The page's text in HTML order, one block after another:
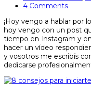
4 Comments
¡Hoy vengo a hablar por
hoy vengo con un post
tiempo en Instagram y
hacer un vídeo
y vosotros me escribís
dedicarse